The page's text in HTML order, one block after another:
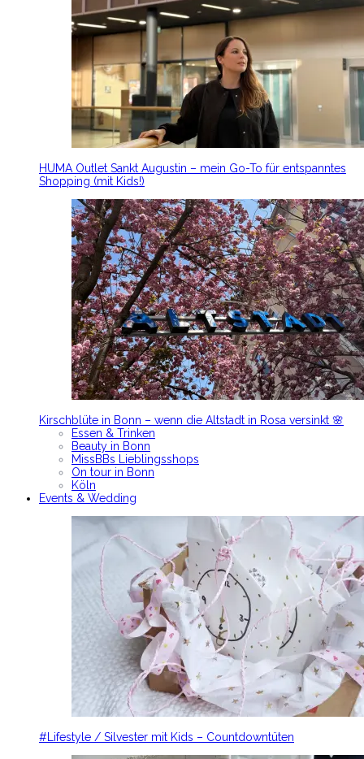
HUMA Outlet Sankt Augustin – mein Go-To für entspanntes
Shopping (mit Kids!)
Kirschblüte in Bonn – wenn die Altstadt in Rosa versinkt 🌸
Essen & Trinken
Beauty in Bonn
MissBBs Lieblingsshops
On tour in Bonn
Köln
Events & Wedding
#Lifestyle / Silvester mit Kids – Countdowntüten